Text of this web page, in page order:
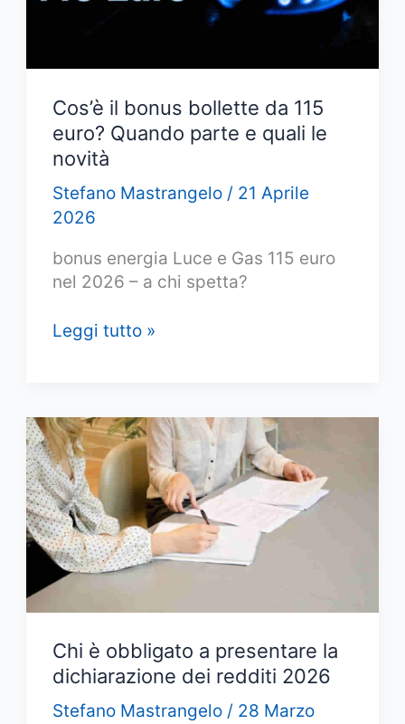
Cos’è il bonus bollette da 115
euro? Quando parte e quali le
novità
Stefano Mastrangelo/ 21 Aprile
2026
bonus energia Luce e Gas 115 euro
nel 2026 – a chi spetta?
Cos’è
da
115
euro?
Quando
parte
e
quali
le
novità
Leggi tutto »
Chi è obbligato a presentare la
dichiarazione dei redditi 2026
Stefano Mastrangelo/ 28 Marzo